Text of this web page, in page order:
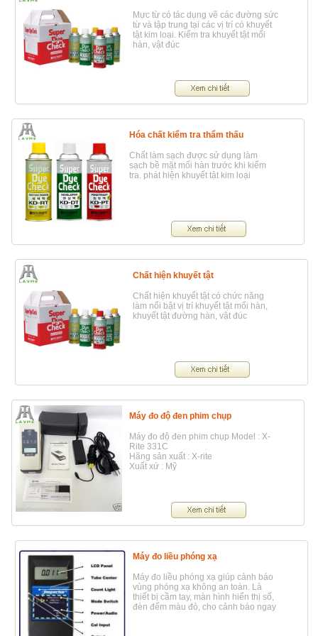
Mực từ có tác dụng vẽ các đường sức
từ và tập trung tại các vị trí có khuyết
tật kim loại. Kiểm tra khuyết tật mối
hàn, vật đúc
Hóa chất kiểm tra thẩm thấu
Chất làm sạch được sử dụng làm
sạch bề mặt mối hàn trước khi kiểm
tra. phát hiện khuyết tật kim loại
Chất hiện khuyết tật
Chất hiện khuyết tật có chức năng
làm nổi bật vị trí khuyết tật mối hàn,
khuyết tật đường hàn, vật đúc
Máy đo độ đen phim chụp
Máy đo độ đen phim chụp Model : X-
Rite 331C
Hãng sản xuất : X-rite
Xuất xứ : Mỹ
Máy đo liều phóng xạ
Máy đo liều phóng xạ giúp cảnh báo
vùng phóng xạ không an toàn. Là
thiết bị cầm tay, màn hình hiển thị số,
đèn đếm màu đỏ, cho cảnh báo ngay